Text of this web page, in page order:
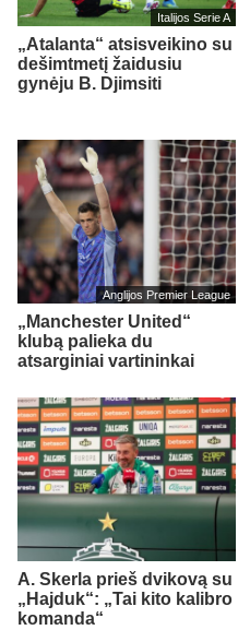
Italijos Serie A
„Atalanta“ atsisveikino su
dešimtmetį žaidusiu
gynėju B. Djimsiti
Anglijos Premier League
„Manchester United“
klubą palieka du
atsarginiai vartininkai
A. Skerla prieš dvikovą su
„Hajduk“: „Tai kito kalibro
komanda“